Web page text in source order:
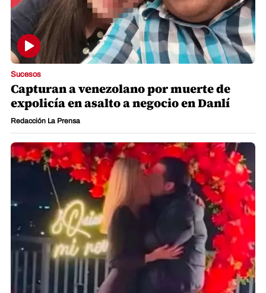
Sucesos
Capturan a venezolano por muerte de
expolicía en asalto a negocio en Danlí
Redacción La Prensa